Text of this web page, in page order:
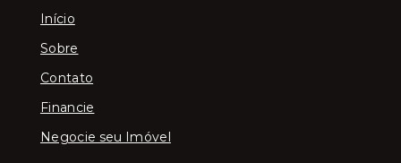
Início
Sobre
Contato
Financie
Negocie seu Imóvel